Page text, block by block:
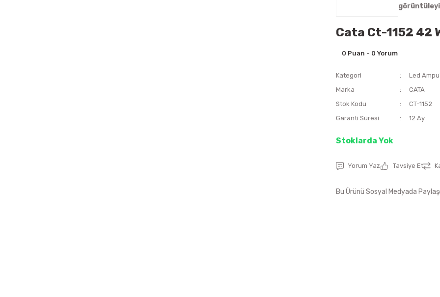
Cata Ct-1152 42
0 Puan - 0 Yorum
Kategori
Led Ampul
Marka
CATA
Stok Kodu
CT-1152
Garanti Süresi
12 Ay
Stoklarda Yok
Yorum Yaz Tavsiye Et
Bu Ürünü Sosyal Medyada Paylaş